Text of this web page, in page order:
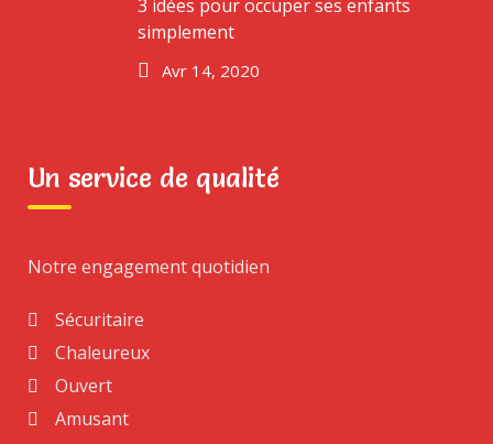
PRODUCT SEARCH
Rechercher :
PRODUCT TAGS
3 idées pour occuper ses enfants
simplement
Avr 14, 2020
Un service de qualité
Notre engagement quotidien
Sécuritaire
Chaleureux
Ouvert
Amusant